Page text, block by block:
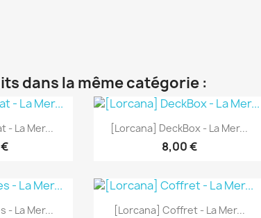
dans la même catégorie :
- La Mer... Aperçu rapide
[Lorcana] DeckBox - La Mer...
8,00 €
- La Mer... Aperçu rapide
[Lorcana] Coffret - La Mer...